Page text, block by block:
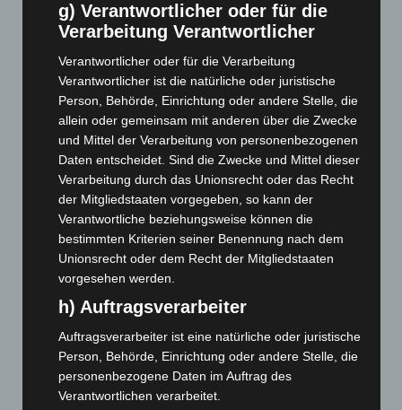
Februar 2025(96)
Januar 2025 (88)
Dezember 2024(89)
November 2024 (94)
Oktober 2024(93)
September 2024(112)
August 2024(107)
Juli 2024 (89)
Juni 2024(107)
Mai 2024(149)
April 2024(102)
März 2024(103)
Februar 2024(103)
Januar 2024(111)
Dezember 2023(130)
g) Verantwortlicher oder für die
Verarbeitung Verantwortlicher
Verantwortlicher oder für die Verarbeitung
Verantwortlicher ist die natürliche oder juristische
Person, Behörde, Einrichtung oder andere Stelle, die
allein oder gemeinsam mit anderen über die Zwecke
und Mittel der Verarbeitung von personenbezogenen
Daten entscheidet. Sind die Zwecke und Mittel dieser
Verarbeitung durch das Unionsrecht oder das Recht
der Mitgliedstaaten vorgegeben, so kann der
Verantwortliche beziehungsweise können die
bestimmten Kriterien seiner Benennung nach dem
Unionsrecht oder dem Recht der Mitgliedstaaten
vorgesehen werden.
h) Auftragsverarbeiter
Auftragsverarbeiter ist eine natürliche oder juristische
Person, Behörde, Einrichtung oder andere Stelle, die
personenbezogene Daten im Auftrag des
Verantwortlichen verarbeitet.